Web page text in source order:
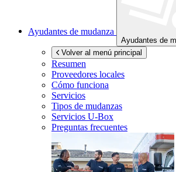
Ayudantes de mudanza
Ayudantes de
Volver al menú principal
Resumen
Proveedores locales
Cómo funciona
Servicios
Tipos de mudanzas
Servicios U-Box
Preguntas frecuentes